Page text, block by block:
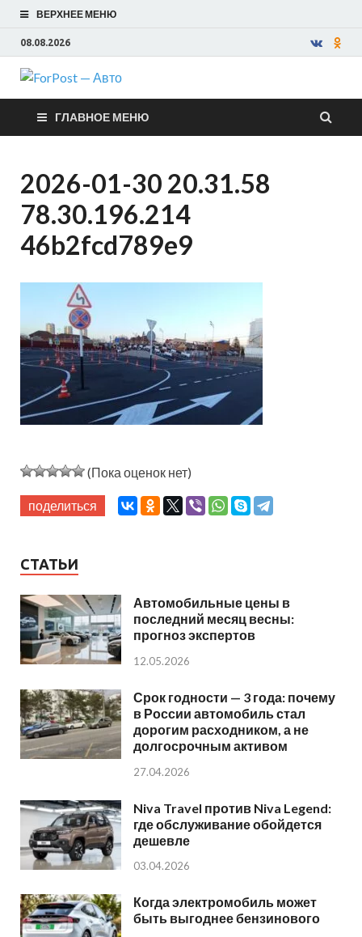
ВЕРХНЕЕ МЕНЮ
08.08.2026
ForPost —
Авто
ГЛАВНОЕ МЕНЮ
2026-01-30 20.31.58
78.30.196.214
46b2fcd789e9
(Пока оценок нет)
поделиться
СТАТЬИ
Автомобильные цены в
последний месяц весны:
прогноз экспертов
12.05.2026
Срок годности — 3 года: почему
в России автомобиль стал
дорогим расходником, а не
долгосрочным активом
27.04.2026
Niva Travel против Niva Legend:
где обслуживание обойдется
дешевле
03.04.2026
Когда электромобиль может
быть выгоднее бензинового